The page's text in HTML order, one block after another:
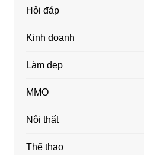
Hỏi đáp
Kinh doanh
Làm đẹp
MMO
Nội thất
Thể thao